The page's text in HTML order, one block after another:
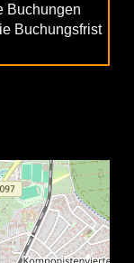
Buchungen
Buchungsfrist